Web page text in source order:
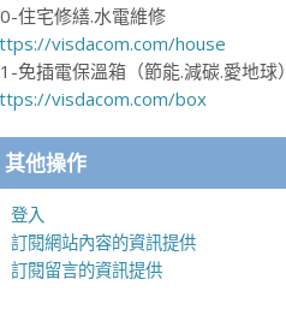
住宅修繕.水電維修
visdacom.com/house
免插電保溫箱（節能.減碳.愛地球）
visdacom.com/box
其他操作
登入
訂閱網站內容的資訊提供
訂閱留言的資訊提供